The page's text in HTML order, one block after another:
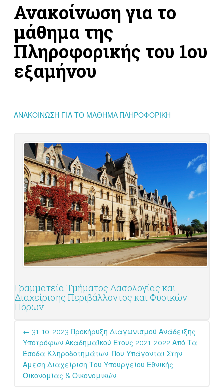
Ανακοίνωση για το
μάθημα της
Πληροφορικής του 1ου
εξαμήνου
ΑΝΑΚΟΙΝΩΣΗ ΓΙΑ ΤΟ ΜΑΘΗΜΑ ΠΛΗΡΟΦΟΡΙΚΗ
Γραμματεία Τμήματος Δασολογίας και
Διαχείρισης Περιβάλλοντος και Φυσικών
Πόρων
Post
navigation
← 31-10-2023 Προκήρυξη Διαγωνισμού Ανάδειξης
Υποτρόφων Ακαδημαϊκού Έτους 2021-2022 Από Τα
Έσοδα Κληροδοτημάτων, Που Υπάγονται Στην
Άμεση Διαχείριση Του Υπουργείου Εθνικής
Οικονομίας & Οικονομικών